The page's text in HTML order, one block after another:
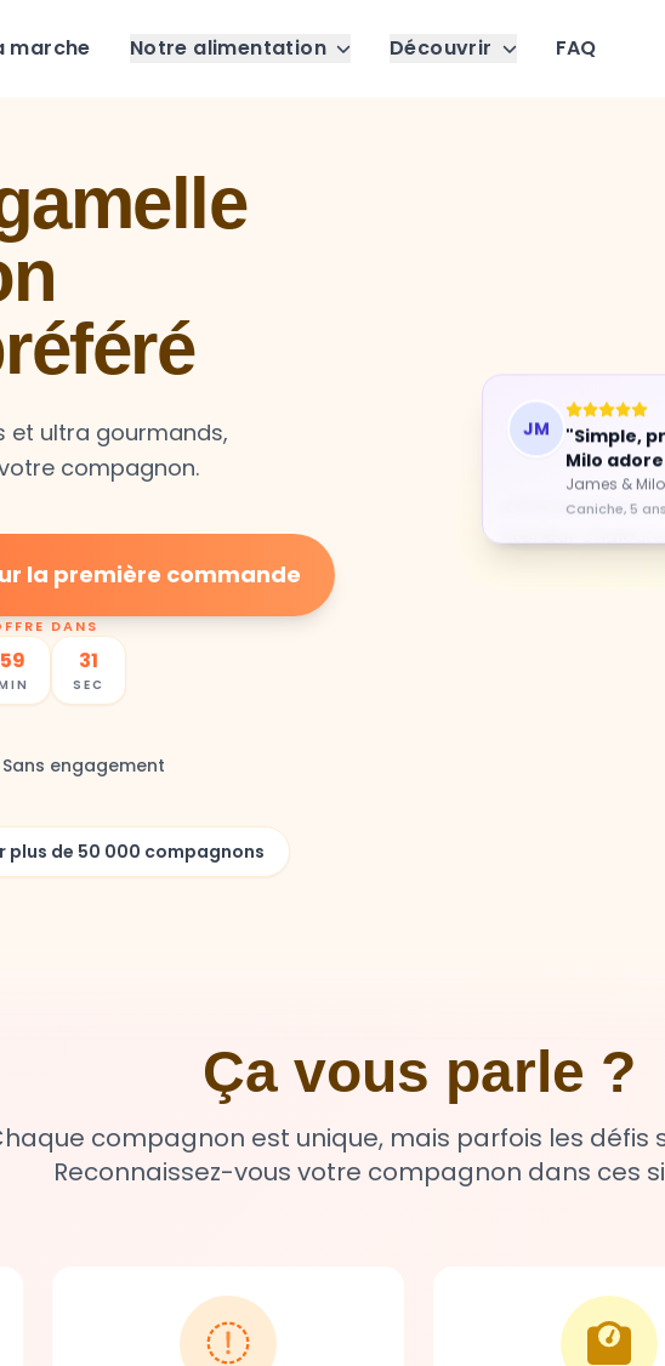
marche Notre alimentation Découvrir FAQ
et ultra gourmands,
compagnon.
la première commande
DANS
59 29
SEC
Sans engagement
plus de 50 000 compagnons
JM
"Simple,
Milo
James & Milo
Caniche, 5 ans
Ça vous parle ?
compagnon est unique, mais parfois les défis
Reconnaissez-vous votre compagnon dans ces